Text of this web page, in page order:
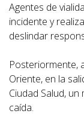
Agentes de
incidente y
deslindar
Posteriormente,
Oriente, en la
Ciudad Salud,
caída.